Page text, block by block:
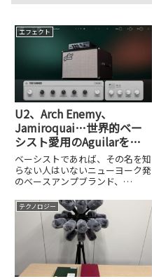
エフェクト
U2、Arch Enemy、
Jamiroquai…世界的ベー
シスト愛用のAguilarを
KORGがAIでプラグイン
化！「Aguilar Plugin
Suite」開発者インタビュ
ー
ベーシストであれば、その名を知
らない人はいないニューヨーク発
のベースアンプブランド、
Adam Clayton、Arch Enemyの
Sharlee D'Angelo、Alicia Keys
テクノロジー